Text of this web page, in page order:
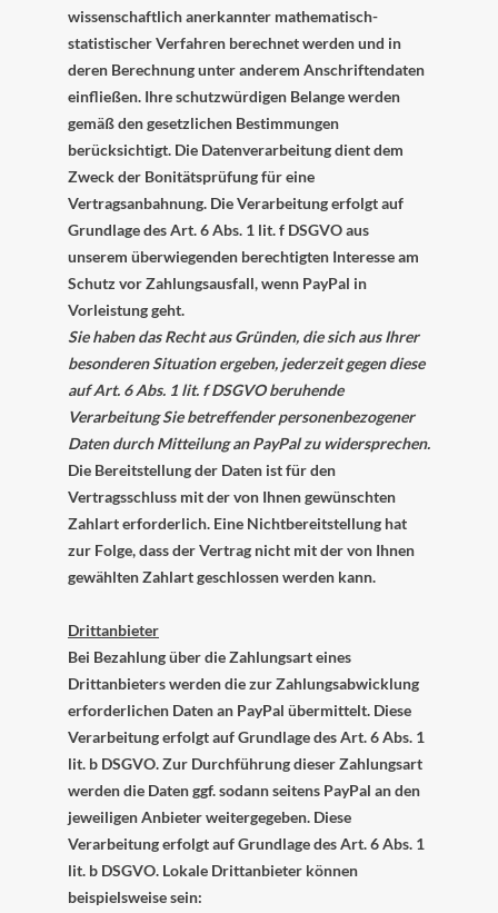
wissenschaftlich anerkannter mathematisch-
statistischer Verfahren berechnet werden und in
deren Berechnung unter anderem Anschriftendaten
einfließen. Ihre schutzwürdigen Belange werden
gemäß den gesetzlichen Bestimmungen
berücksichtigt. Die Datenverarbeitung dient dem
Zweck der Bonitätsprüfung für eine
Vertragsanbahnung. Die Verarbeitung erfolgt auf
Grundlage des Art. 6 Abs. 1 lit. f DSGVO aus
unserem überwiegenden berechtigten Interesse am
Schutz vor Zahlungsausfall, wenn PayPal in
Vorleistung geht.
Sie haben das Recht aus Gründen, die sich aus Ihrer
besonderen Situation ergeben, jederzeit gegen diese
auf Art. 6 Abs. 1 lit. f DSGVO beruhende
Verarbeitung Sie betreffender personenbezogener
Daten durch Mitteilung an PayPal zu widersprechen.
Die Bereitstellung der Daten ist für den
Vertragsschluss mit der von Ihnen gewünschten
Zahlart erforderlich. Eine Nichtbereitstellung hat
zur Folge, dass der Vertrag nicht mit der von Ihnen
gewählten Zahlart geschlossen werden kann.
Drittanbieter
Bei Bezahlung über die Zahlungsart eines
Drittanbieters werden die zur Zahlungsabwicklung
erforderlichen Daten an PayPal übermittelt. Diese
Verarbeitung erfolgt auf Grundlage des Art. 6 Abs. 1
lit. b DSGVO. Zur Durchführung dieser Zahlungsart
werden die Daten ggf. sodann seitens PayPal an den
jeweiligen Anbieter weitergegeben. Diese
Verarbeitung erfolgt auf Grundlage des Art. 6 Abs. 1
lit. b DSGVO. Lokale Drittanbieter können
beispielsweise sein: